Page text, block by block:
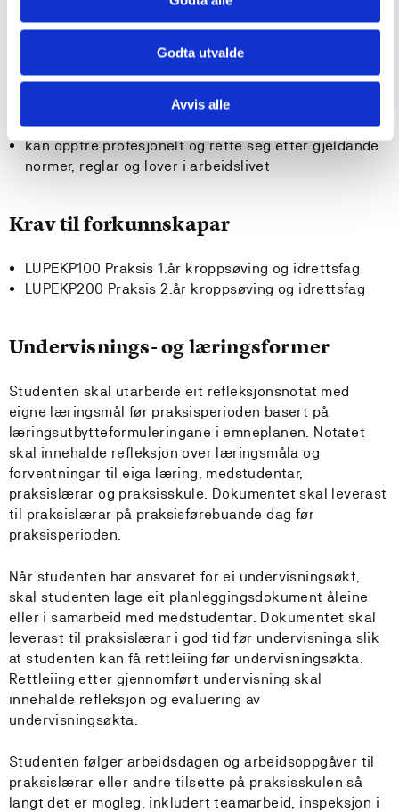
Godta utvalde
Avvis alle
Studenten
kan drøfte undervisning, læring og fag i lys av
aktuelle læreplanar og profesjonsetiske perspektiv
kan reflektere over eigen læraridentitet,
kommunikasjons- og relasjonskompetanse
kan opptre profesjonelt og rette seg etter gjeldande
normer, reglar og lover i arbeidslivet
Krav til forkunnskapar
LUPEKP100 Praksis 1.år kroppsøving og idrettsfag
LUPEKP200 Praksis 2.år kroppsøving og idrettsfag
Undervisnings- og læringsformer
Studenten skal utarbeide eit refleksjonsnotat med
eigne læringsmål før praksisperioden basert på
læringsutbytteformuleringane i emneplanen. Notatet
skal innehalde refleksjon over læringsmåla og
forventningar til eiga læring, medstudentar,
praksislærar og praksisskule. Dokumentet skal leverast
til praksislærar på praksisførebuande dag før
praksisperioden.
Når studenten har ansvaret for ei undervisningsøkt,
skal studenten lage eit planleggingsdokument åleine
eller i samarbeid med medstudentar. Dokumentet skal
leverast til praksislærar i god tid før undervisninga slik
at studenten kan få rettleiing før undervisningsøkta.
Rettleiing etter gjennomført undervisning skal
innehalde refleksjon og evaluering av
undervisningsøkta.
Studenten følger arbeidsdagen og arbeidsoppgåver til
praksislærar eller andre tilsette på praksisskulen så
langt det er mogleg, inkludert teamarbeid, inspeksjon i